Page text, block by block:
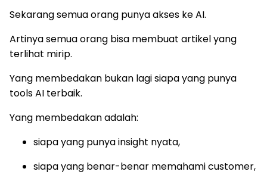
Sekarang semua orang punya akses ke AI.
Artinya semua orang bisa membuat artikel yang
terlihat mirip.
Yang membedakan bukan lagi siapa yang punya
tools AI terbaik.
Yang membedakan adalah:
siapa yang punya insight nyata,
siapa yang benar-benar memahami customer,